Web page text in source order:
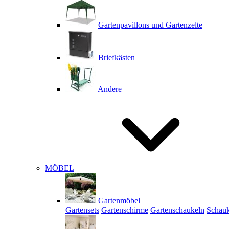
Gartenpavillons und Gartenzelte
Briefkästen
Andere
MÖBEL
Gartenmöbel
Gartensets Gartenschirme Gartenschaukeln